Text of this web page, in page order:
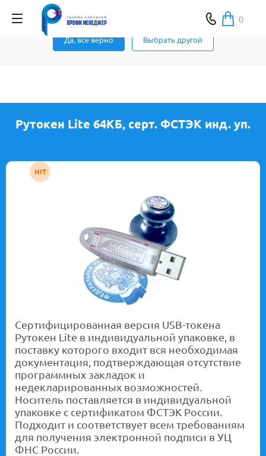
Ваш город Москва ?
Да, все верно Выбрать другой
0
Рутокен Lite 64КБ, серт. ФСТЭК инд. уп.
HIT
Сертифицированная версия USB-токена
Рутокен Lite в индивидуальной упаковке, в
поставку которого входит вся необходимая
документация, подтверждающая отсутствие
программных закладок и
недекларированных возможностей.
Носитель поставляется в индивидуальной
упаковке с сертификатом ФСТЭК России.
Подходит и соответствует всем требованиям
для получения электронной подписи в УЦ
ФНС России.